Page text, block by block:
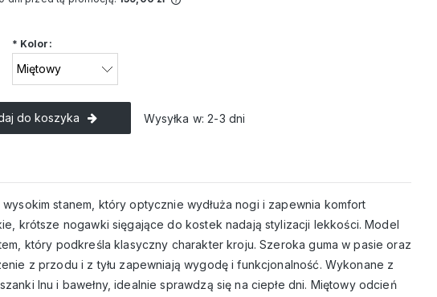
wyświetlana jest najniższa
momentu, kiedy produkt
się w sprzedaży.
* Kolor:
do koszyka Wysyłka w: 2-3 dni
stanem, który optycznie wydłuża nogi i zapewnia komfort
krótsze nogawki sięgające do kostek nadają stylizacji lekkości. Model
który podkreśla klasyczny charakter kroju. Szeroka guma w pasie oraz
z przodu i z tyłu zapewniają wygodę i funkcjonalność. Wykonane z
lnu i bawełny, idealnie sprawdzą się na ciepłe dni. Miętowy odcień